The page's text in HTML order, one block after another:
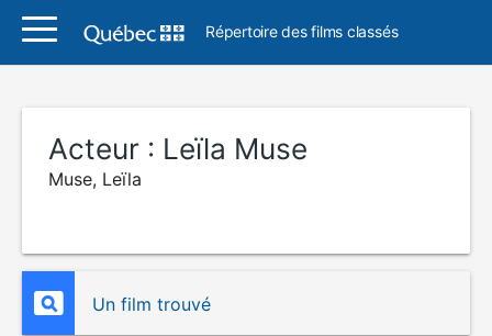
Répertoire des films classés
Acteur : Leïla Muse
Muse, Leïla
Un film trouvé